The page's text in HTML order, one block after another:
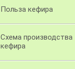
Польза кефира
Схема производства
кефира